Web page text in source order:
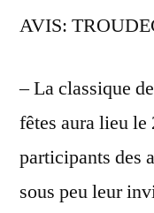
AVIS:
– La classique
fêtes aura lieu le
participants des
sous peu leur